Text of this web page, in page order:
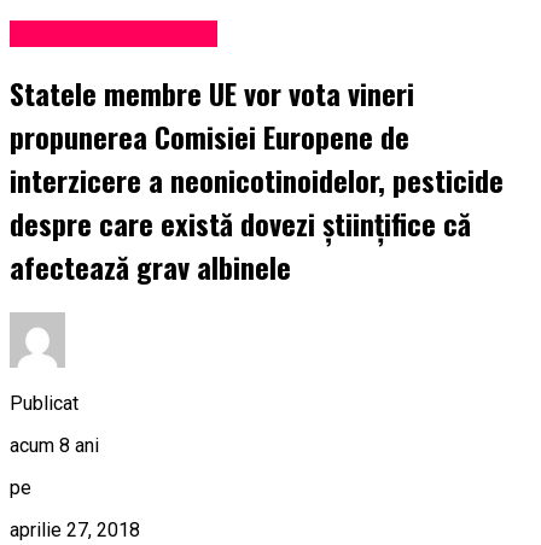
Statele membre UE vor vota vineri
propunerea Comisiei Europene de
interzicere a neonicotinoidelor, pesticide
despre care există dovezi ştiinţifice că
afectează grav albinele
Publicat
acum 8 ani
pe
aprilie 27, 2018